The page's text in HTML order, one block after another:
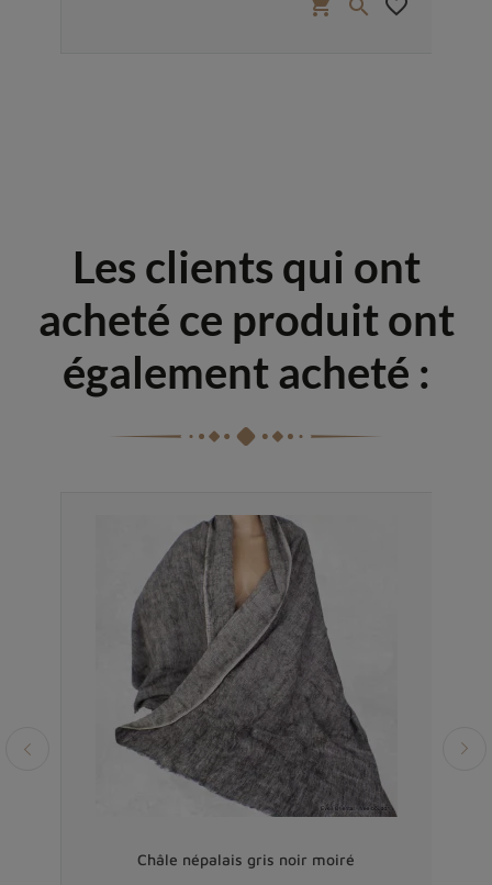
shopping_cart  favorite_border
Les clients qui ont
acheté ce produit ont
également acheté :
Châle népalais gris noir moiré